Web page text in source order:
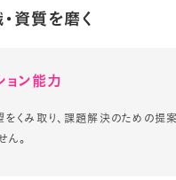
資質を磨く
ョン能力
をくみ取り、課題解決のための
ん。